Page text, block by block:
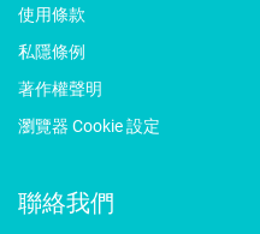
使用條款
私隱條例
著作權聲明
瀏覽器 Cookie 設定
聯絡我們